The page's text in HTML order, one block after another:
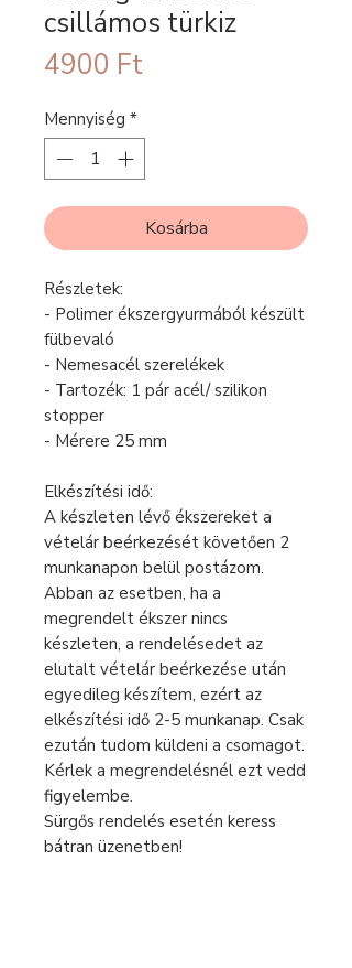
csillámos türkiz
4900 FtÁr
Mennyiség *
Kosárba
Részletek:
- Polimer ékszergyurmából készült
fülbevaló
- Nemesacél szerelékek
- Tartozék: 1 pár acél/ szilikon
stopper
- Mérere 25 mm
Elkészítési idő:
A készleten lévő ékszereket a
vételár beérkezését követően 2
munkanapon belül postázom.
Abban az esetben, ha a
megrendelt ékszer nincs
készleten, a rendelésedet az
elutalt vételár beérkezése után
egyedileg készítem, ezért az
elkészítési idő 2-5 munkanap. Csak
ezután tudom küldeni a csomagot.
Kérlek a megrendelésnél ezt vedd
figyelembe.
Sürgős rendelés esetén keress
bátran üzenetben!